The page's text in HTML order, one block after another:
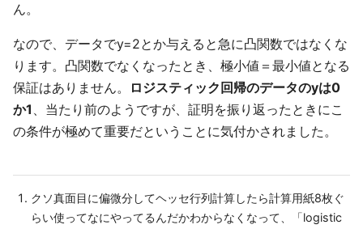
ん。
なので、データでy=2とか与えると急に凸関数ではなくな
ります。凸関数でなくなったとき、極小値＝最小値となる
保証はありません。
ロジスティック回帰のデータのyは0
か1 、当たり前のようですが、証明を振り返ったときにこ
の条件が極めて重要だということに気付かされました。
クソ真面目に偏微分してヘッセ行列計算したら計算用紙8枚ぐ
らい使ってなにやってるんだかわからなくなって、「logistic